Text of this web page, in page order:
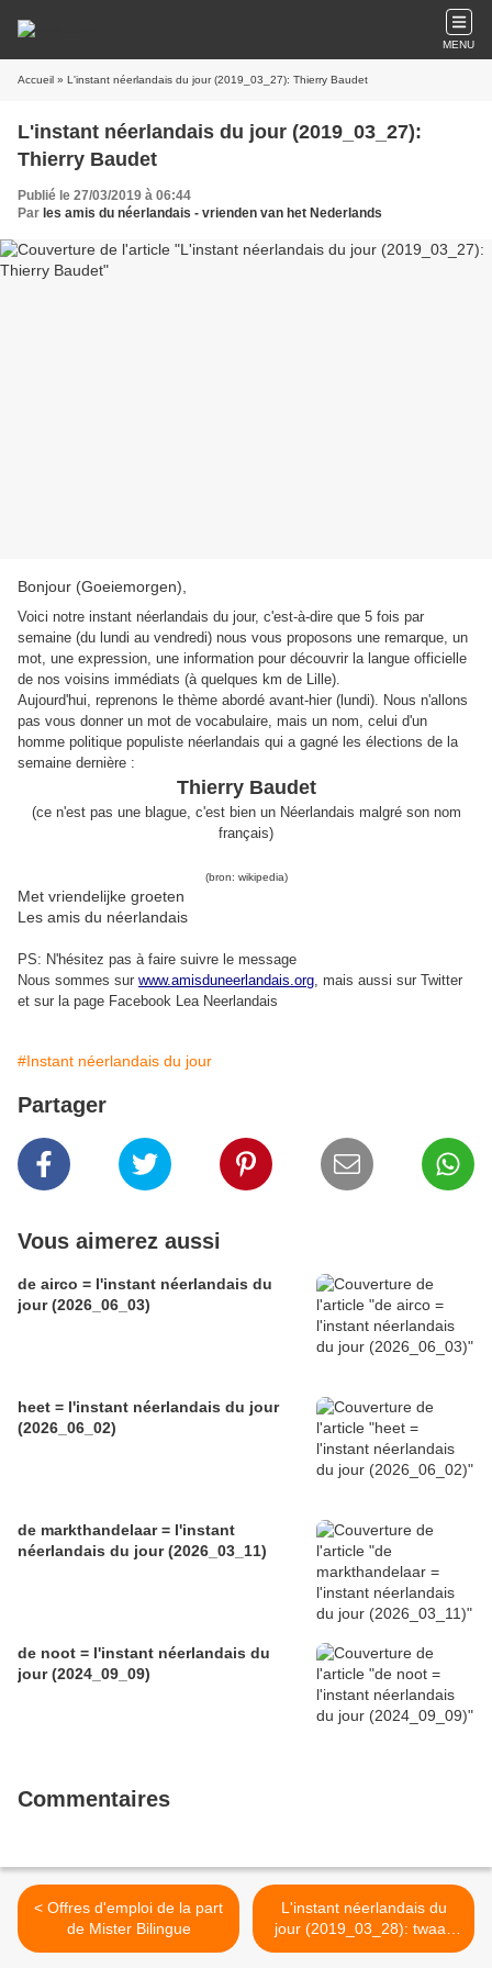
MENU
Accueil » L'instant néerlandais du jour (2019_03_27): Thierry Baudet
L'instant néerlandais du jour (2019_03_27):
Thierry Baudet
Publié le 27/03/2019 à 06:44
Par les amis du néerlandais - vrienden van het Nederlands
Bonjour (Goeiemorgen),
Voici notre instant néerlandais du jour, c'est-à-dire que 5 fois par
semaine (du lundi au vendredi) nous vous proposons une remarque, un
mot, une expression, une information pour découvrir la langue officielle
de nos voisins immédiats (à quelques km de Lille).
Aujourd'hui, reprenons le thème abordé avant-hier (lundi). Nous n'allons
pas vous donner un mot de vocabulaire, mais un nom, celui d'un
homme politique populiste néerlandais qui a gagné les élections de la
semaine dernière :
Thierry Baudet
(ce n'est pas une blague, c'est bien un Néerlandais malgré son nom
français)
(bron: wikipedia)
Met vriendelijke groeten
Les amis du néerlandais
PS: N'hésitez pas à faire suivre le message
Nous sommes sur www.amisduneerlandais.org, mais aussi sur Twitter
et sur la page Facebook Lea Neerlandais
#Instant néerlandais du jour
Partager
Vous aimerez aussi
de airco = l'instant néerlandais du
jour (2026_06_03)
heet = l'instant néerlandais du jour
(2026_06_02)
de markthandelaar = l'instant
néerlandais du jour (2026_03_11)
de noot = l'instant néerlandais du
jour (2024_09_09)
Commentaires
< Offres d'emploi de la part
de Mister Bilingue
L'instant néerlandais du
jour (2019_03_28): twaalf
provincies >